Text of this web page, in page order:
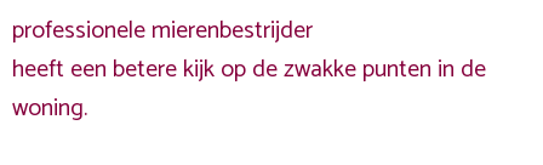
professionele mierenbestrijder
heeft een betere kijk op de zwakke punten in de
woning.